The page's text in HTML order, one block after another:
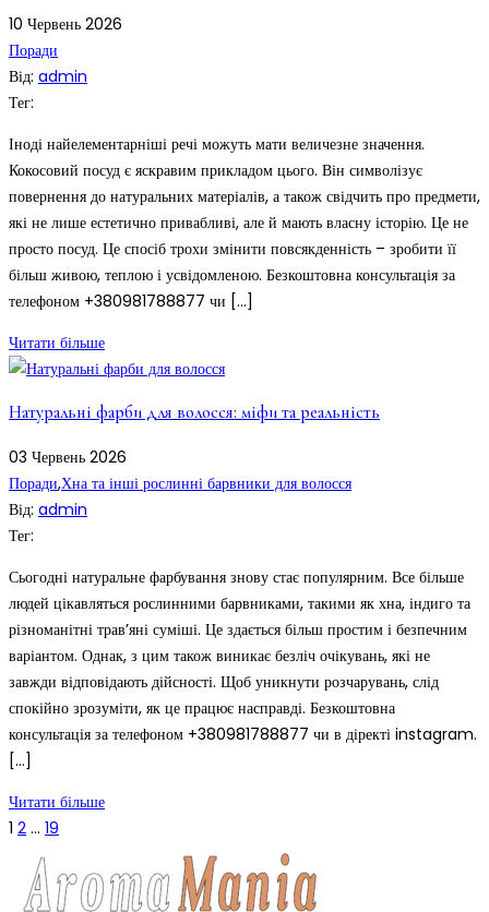
10 Червень 2026
Поради
Від: admin
Тег:
Іноді найелементарніші речі можуть мати величезне значення.
Кокосовий посуд є яскравим прикладом цього. Він символізує
повернення до натуральних матеріалів, а також свідчить про предмети,
які не лише естетично привабливі, але й мають власну історію. Це не
просто посуд. Це спосіб трохи змінити повсякденність – зробити її
більш живою, теплою і усвідомленою. Безкоштовна консультація за
телефоном +380981788877 чи […]
Читати більше
Натуральні фарби для волосся: міфи та реальність
03 Червень 2026
Поради,Хна та інші рослинні барвники для волосся
Від: admin
Тег:
Сьогодні натуральне фарбування знову стає популярним. Все більше
людей цікавляться рослинними барвниками, такими як хна, індиго та
різноманітні трав’яні суміші. Це здається більш простим і безпечним
варіантом. Однак, з цим також виникає безліч очікувань, які не
завжди відповідають дійсності. Щоб уникнути розчарувань, слід
спокійно зрозуміти, як це працює насправді. Безкоштовна
консультація за телефоном +380981788877 чи в діректі instagram.
[…]
Читати більше
1 2 … 19